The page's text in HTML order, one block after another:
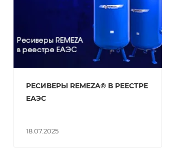
18.07.2025
РЕСИВЕРЫ REMEZA® В РЕЕСТРЕ
ЕАЭС